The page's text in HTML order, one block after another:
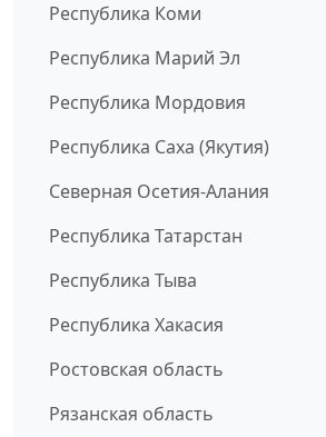
Республика Коми
Республика Марий Эл
Республика Мордовия
Республика Саха (Якутия)
Северная Осетия-Алания
Республика Татарстан
Республика Тыва
Республика Хакасия
Ростовская область
Рязанская область